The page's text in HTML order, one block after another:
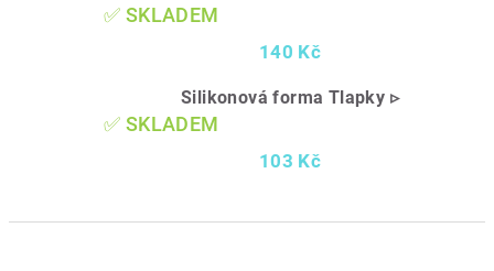
✅ SKLADEM
140 Kč
Silikonová forma Tlapky ▹
✅ SKLADEM
103 Kč